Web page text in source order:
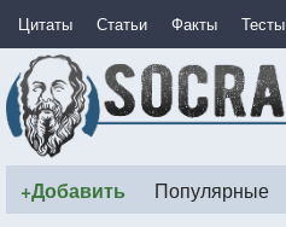
Цитаты Статьи Факты Тесты
+Добавить Популярные